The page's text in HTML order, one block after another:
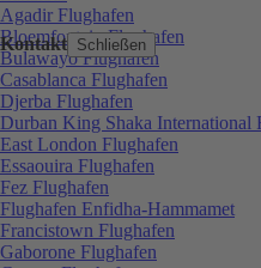
Kontakt Schließen
Agadir Flughafen
Bloemfontein Flughafen
Bulawayo Flughafen
Casablanca Flughafen
Djerba Flughafen
Durban King Shaka International
East London Flughafen
Essaouira Flughafen
Fez Flughafen
Flughafen Enfidha-Hammamet
Francistown Flughafen
Gaborone Flughafen